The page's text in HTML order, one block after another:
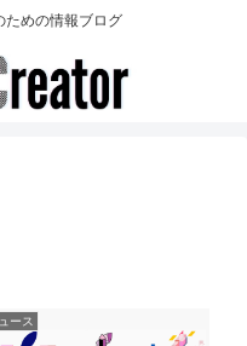
ための情報ブログ
ース